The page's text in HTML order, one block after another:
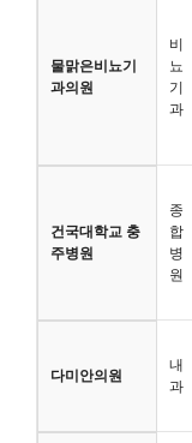
물맑은비뇨기
과의원
비
뇨
기
과
건국대학교 충
주병원
종
합
병
원
다미안의원
내
과